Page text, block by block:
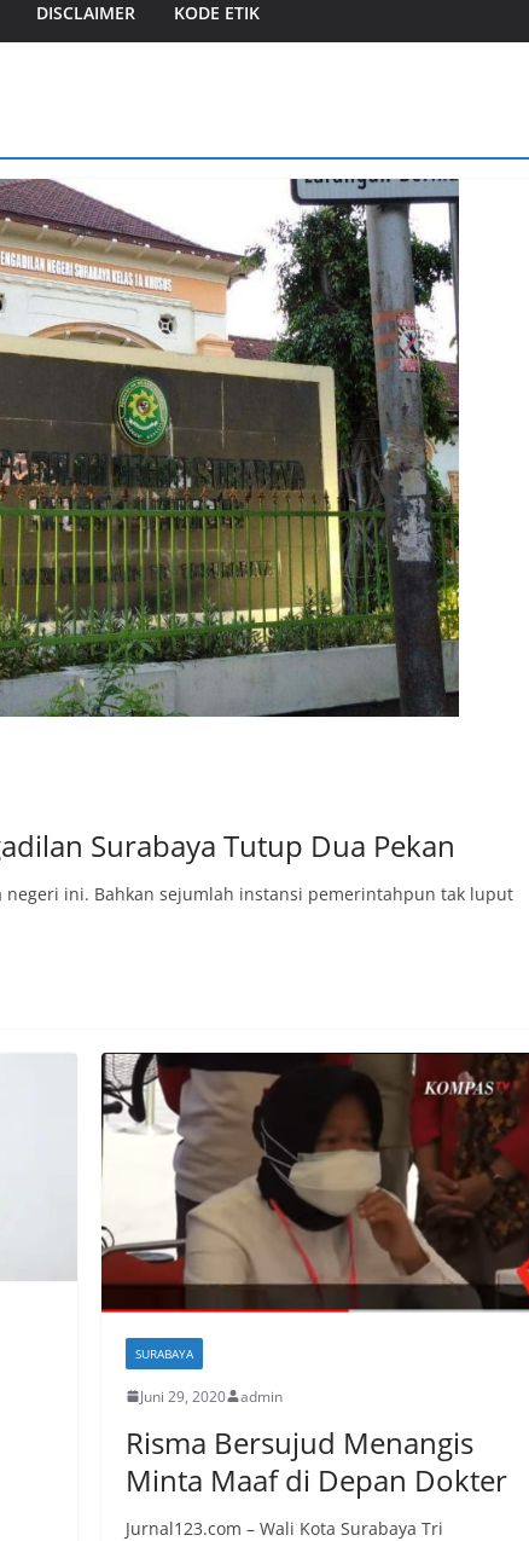
DISCLAIMER KODE ETIK
Surabaya Tutup Dua Pekan
negeri ini. Bahkan sejumlah instansi pemerintahpun tak luput
SURABAYA
Juni 29, 2020 admin
Risma Bersujud Menangis
Minta Maaf di Depan Dokter
Jurnal123.com – Wali Kota Surabaya Tri